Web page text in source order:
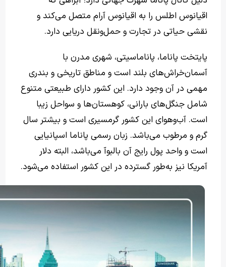
اقیانوس اطلس را به اقیانوس آرام متصل می‌کند و
نقشی حیاتی در تجارت و حمل‌ونقل دریایی دارد.
پایتخت پاناما، پاناماسیتی، شهری مدرن با
آسمان‌خراش‌های بلند است و مناطق تاریخی و بندری
مهمی در آن وجود دارد. این کشور دارای طبیعتی متنوع
شامل جنگل‌های بارانی، کوهستان‌ها و سواحل زیبا
است. آب‌وهوای این کشور گرمسیری است و بیشتر سال
گرم و مرطوب می‌باشد. زبان رسمی پاناما اسپانیایی
است و واحد پول رایج آن بالبوآ می‌باشد، البته دلار
آمریکا نیز به‌طور گسترده در این کشور استفاده می‌شود.